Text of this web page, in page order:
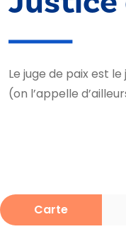
Le juge de paix est
(on l’appelle
Carte